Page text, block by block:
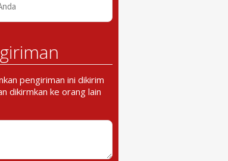
pengiriman ini dikirim
dikirmkan ke orang lain